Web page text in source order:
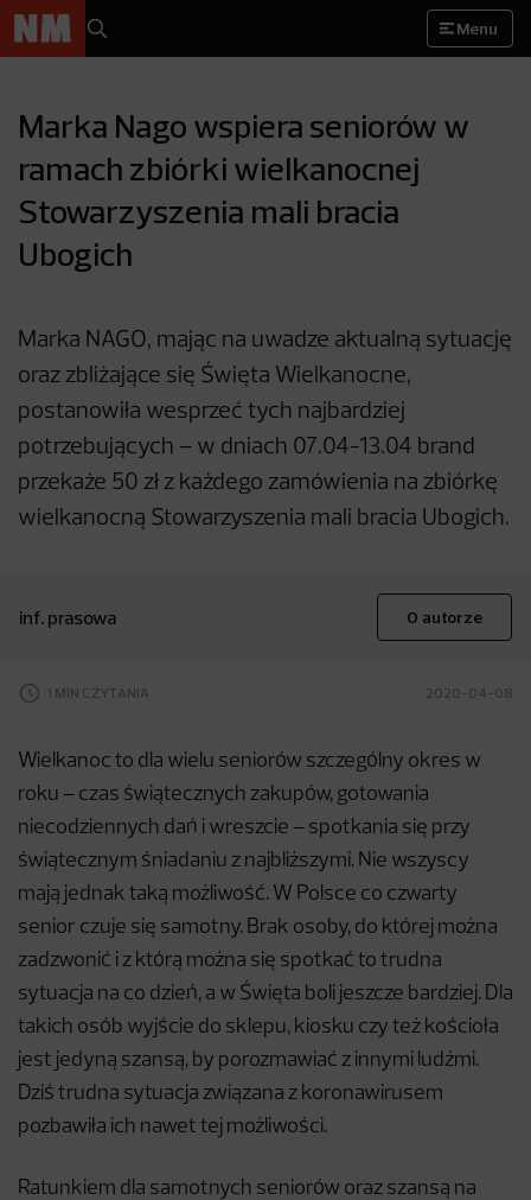
Menu
Marka Nago wspiera seniorów w
ramach zbiórki wielkanocnej
Stowarzyszenia mali bracia
Ubogich
Marka NAGO, mając na uwadze aktualną sytuację
oraz zbliżające się Święta Wielkanocne,
postanowiła wesprzeć tych najbardziej
potrzebujących – w dniach 07.04-13.04 brand
przekaże 50 zł z każdego zamówienia na zbiórkę
wielkanocną Stowarzyszenia mali bracia Ubogich.
inf. prasowa O autorze
1 MIN CZYTANIA 2020-04-08
Wielkanoc to dla wielu seniorów szczególny okres w
roku – czas świątecznych zakupów, gotowania
niecodziennych dań i wreszcie – spotkania się przy
świątecznym śniadaniu z najbliższymi. Nie wszyscy
mają jednak taką możliwość. W Polsce co czwarty
senior czuje się samotny. Brak osoby, do której można
zadzwonić i z którą można się spotkać to trudna
sytuacja na co dzień, a w Święta boli jeszcze bardziej. Dla
takich osób wyjście do sklepu, kiosku czy też kościoła
jest jedyną szansą, by porozmawiać z innymi ludźmi.
Dziś trudna sytuacja związana z koronawirusem
pozbawiła ich nawet tej możliwości.
Ratunkiem dla samotnych seniorów oraz szansą na